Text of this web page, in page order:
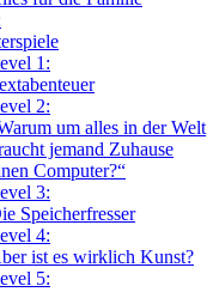
1:
2:
um alles in der Welt
jemand Zuhause
Computer?“
3:
Speicherfresser
4:
ist es wirklich Kunst?
5: